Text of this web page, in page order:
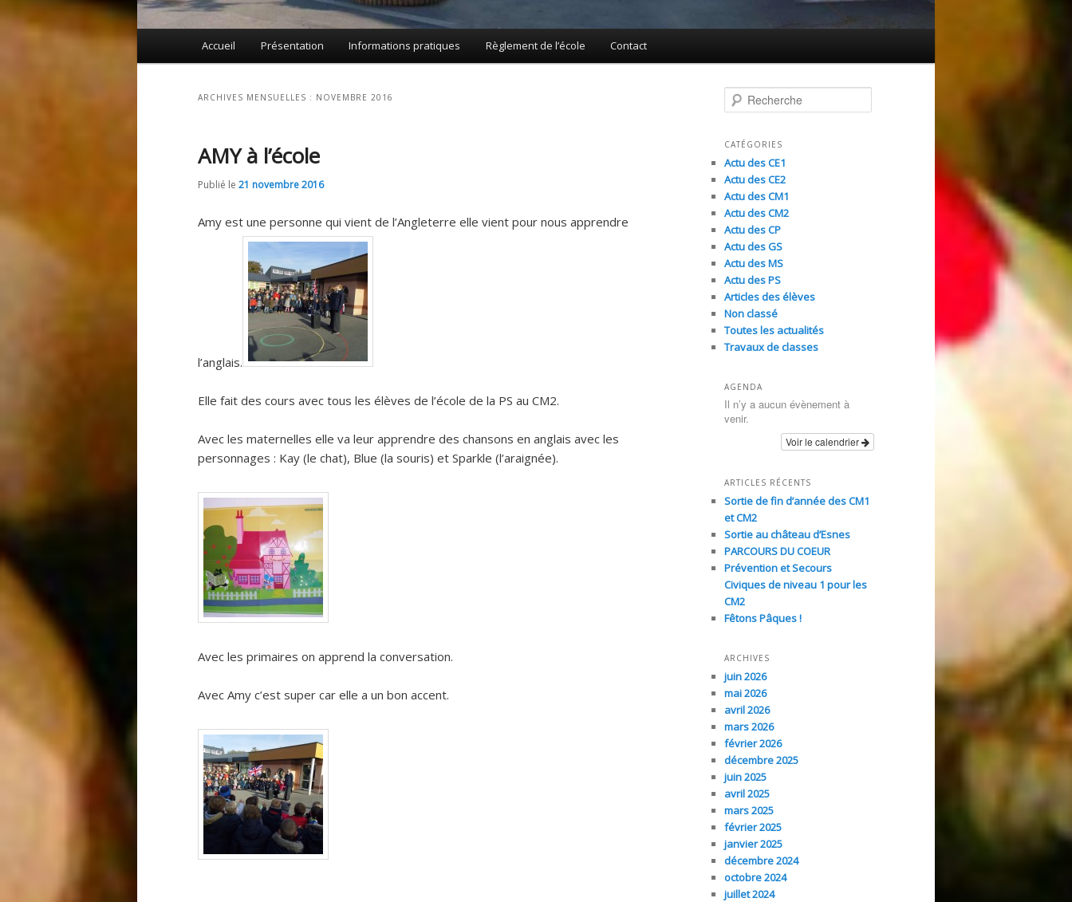
Accueil Présentation Informations pratiques Règlement de l’école Contact
ARCHIVES MENSUELLES : NOVEMBRE 2016
AMY à l’école
Publié le 21 novembre 2016
Amy est une personne qui vient de l’Angleterre elle vient pour nous apprendre
l’anglais.
Elle fait des cours avec tous les élèves de l’école de la PS au CM2.
Avec les maternelles elle va leur apprendre des chansons en anglais avec les
personnages : Kay (le chat), Blue (la souris) et Sparkle (l’araignée).
Avec les primaires on apprend la conversation.
Avec Amy c’est super car elle a un bon accent.
e
h
e
r
c
h
e
CATÉGORIES
Actu des CE1
Actu des CE2
Actu des CM1
Actu des CM2
Actu des CP
Actu des GS
Actu des MS
Actu des PS
Articles des élèves
Non classé
Toutes les actualités
Travaux de classes
AGENDA
Il n’y a aucun évènement à
venir.
Voir le calendrier
ARTICLES RÉCENTS
Sortie de fin d’année des CM1
et CM2
Sortie au château d’Esnes
PARCOURS DU COEUR
Prévention et Secours
Civiques de niveau 1 pour les
CM2
Fêtons Pâques !
ARCHIVES
juin 2026
mai 2026
avril 2026
mars 2026
février 2026
décembre 2025
juin 2025
avril 2025
mars 2025
février 2025
janvier 2025
décembre 2024
octobre 2024
juillet 2024